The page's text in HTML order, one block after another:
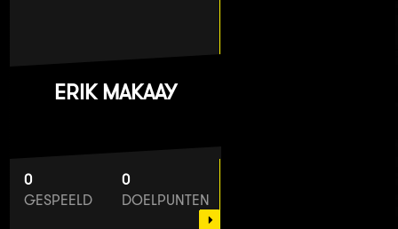
ERIK MAKAAY
0
GESPEELD
0
DOELPUNTEN